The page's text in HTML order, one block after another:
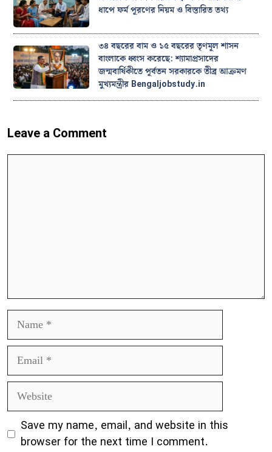
ধাপে ফর্ম পূরণের নিয়ম ও বিস্তারিত তথ্য
৩৪ বছরের বাম ও ১৫ বছরের তৃণমূল শাসন
বাংলাকে ধ্বংস করেছে: শ্যামাপ্রসাদের
জন্মবার্ষিকীতে পূর্বতন সরকারকে তীব্র আক্রমণ
মুখ্যমন্ত্রীর Bengaljobstudy.in
Leave a Comment
Name
Email
Website
Save my name, email, and website in this
browser for the next time I comment.